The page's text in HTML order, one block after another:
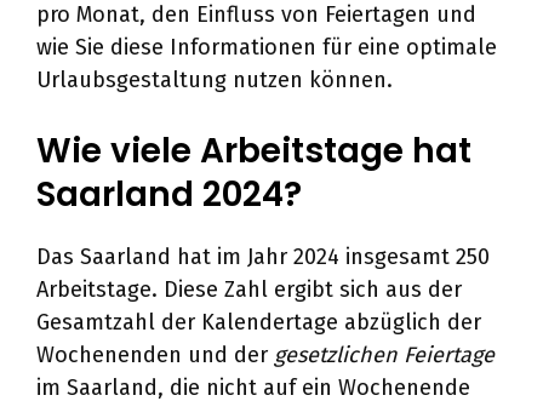
pro Monat, den Einfluss von Feiertagen und
wie Sie diese Informationen für eine optimale
Urlaubsgestaltung nutzen können.
Wie viele Arbeitstage hat
Saarland 2024?
Das Saarland hat im Jahr 2024 insgesamt 250
Arbeitstage. Diese Zahl ergibt sich aus der
Gesamtzahl der Kalendertage abzüglich der
Wochenenden und der gesetzlichen Feiertage
im Saarland, die nicht auf ein Wochenende